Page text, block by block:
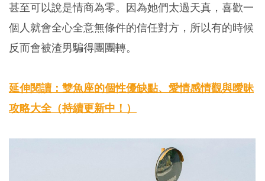
甚至可以說是情商為零。因為她們太過天真，喜歡一
個人就會全心全意無條件的信任對方，所以有的時候
反而會被渣男騙得團團轉。
延伸閱讀：雙魚座的個性優缺點、愛情感情觀與曖昧
攻略大全（持續更新中！）